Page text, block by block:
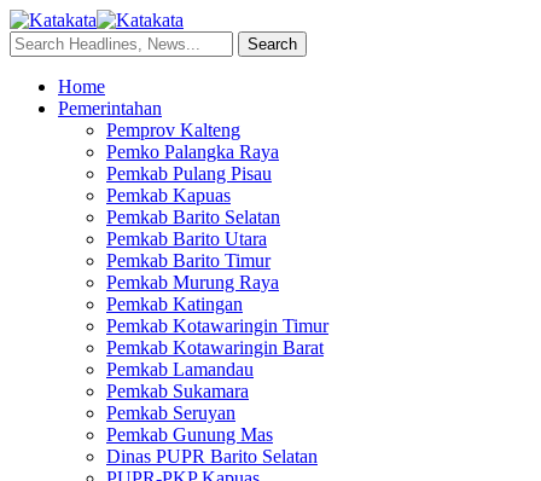
Home
Pemerintahan
Pemprov Kalteng
Pemko Palangka Raya
Pemkab Pulang Pisau
Pemkab Kapuas
Pemkab Barito Selatan
Pemkab Barito Utara
Pemkab Barito Timur
Pemkab Murung Raya
Pemkab Katingan
Pemkab Kotawaringin Timur
Pemkab Kotawaringin Barat
Pemkab Lamandau
Pemkab Sukamara
Pemkab Seruyan
Pemkab Gunung Mas
Dinas PUPR Barito Selatan